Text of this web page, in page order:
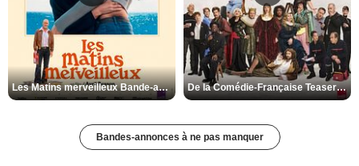
Les Matins merveilleux Bande-annonce VF De la Comédie-Française Teaser VF
Bandes-annonces à ne pas manquer